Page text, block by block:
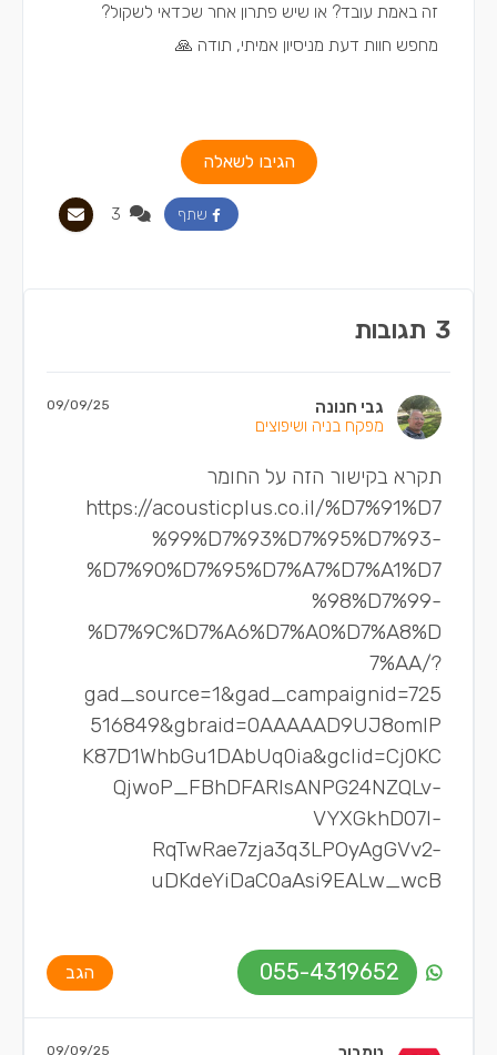
זה באמת עובד? או שיש פתרון אחר שכדאי לשקול?
מחפש חוות דעת מניסיון אמיתי, תודה 🙏
הגיבו לשאלה
שתף
3 תגובות
גבי חנונה
מפקח בניה ושיפוצים
09/09/25
תקרא בקישור הזה על החומר
https://acousticplus.co.il/%D7%91%D7
%99%D7%93%D7%95%D7%93-
%D7%90%D7%95%D7%A7%D7%A1%D7
%98%D7%99-
%D7%9C%D7%A6%D7%A0%D7%A8%D
7%AA/?
gad_source=1&gad_campaignid=725
516849&gbraid=0AAAAAD9UJ8omIP
K87D1WhbGu1DAbUq0ia&gclid=Cj0KC
QjwoP_FBhDFARIsANPG24NZQLv-
VYXGkhD07l-
RqTwRae7zja3q3LPOyAgGVv2-
uDKdeYiDaC0aAsi9EALw_wcB
055-4319652 הגב
09/09/25